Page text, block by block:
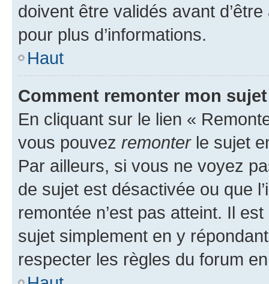
doivent être validés avant
pour plus d’informations.
Haut
Comment remonter mon
En cliquant sur le lien «
vous pouvez remonterle sujet
Par ailleurs, si vous ne voyez
de sujet est désactivée ou que
remontée n’est pas atteint. Il
sujet simplement en y
respecter les règles du forum